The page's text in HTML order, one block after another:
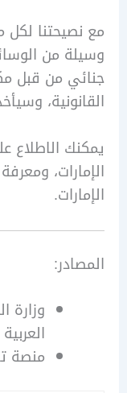
لكل من
من الوسائل، أن
من قبل مكتب عزة
وسيأخذ
الاطلاع على
ومعرفة عقوبة
وزارة
العربية المتحدة.
منصة تشريعات